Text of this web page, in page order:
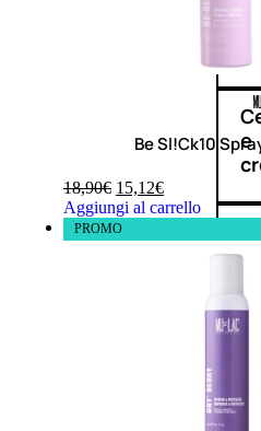
e
SOLARI
Be Sl!Ck10
18,90€ 15,12€
Aggiungi al carrello
PROMO